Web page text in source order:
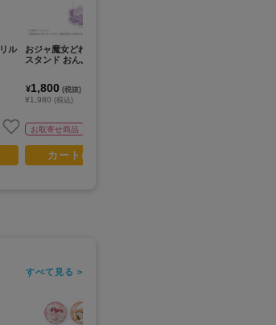
ル
おジャ魔女どれみ_アクリル
スタンド おんぷ
¥1,800 (税抜)
¥1,980 (税込)
お取寄せ商品
カートに追加
すべて見る >